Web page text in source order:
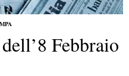
Febbraio